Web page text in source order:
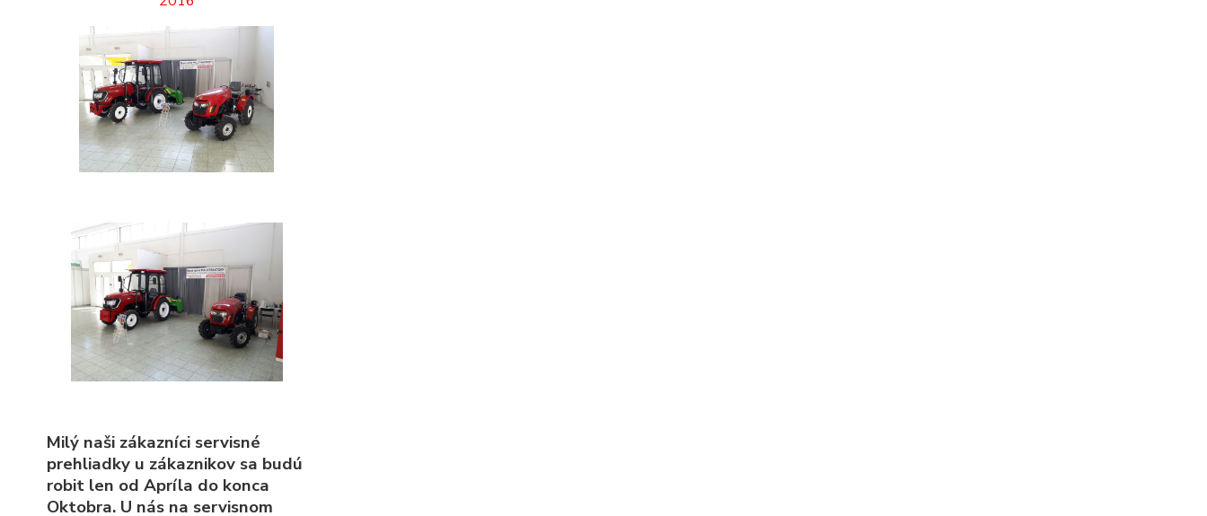
Milý naši zákazníci servisné
prehliadky u zákaznikov sa budú
robit len od Apríla do konca
Oktobra. U nás na servisnom